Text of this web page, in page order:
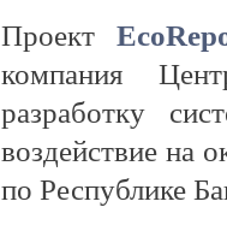
Проект
компания
разработку
воздействие на
по Республике